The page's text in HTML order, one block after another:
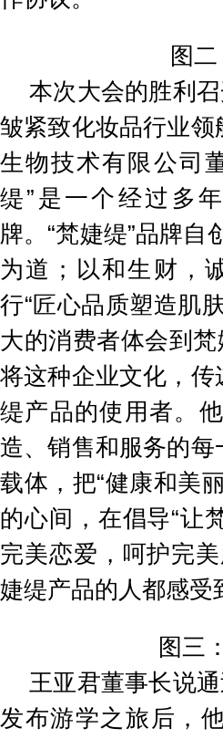
图
本次大会的胜利
皱紧致化妆品行业
生物技术有限公司
缇”是一个经过多
牌。“梵婕缇”品牌自
为道；以和生财，
行“匠心品质塑造肌
大的消费者体会到
将这种企业文化，
缇产品的使用者。
造、销售和服务的
载体，把“健康和美
的心间，在倡导“让
完美恋爱，呵护完
婕缇产品的人都感受
图三
王亚君董事长说
发布游学之旅后，